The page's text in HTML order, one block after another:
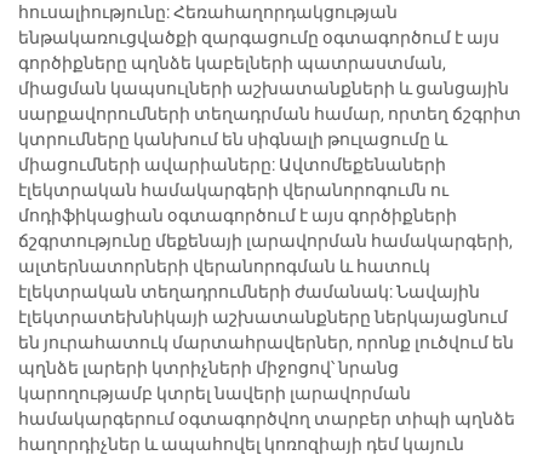
հուսալիությունը: Հեռահաղորդակցության
ենթակառուցվածքի զարգացումը օգտագործում է այս
գործիքները պղնձե կաբելների պատրաստման,
միացման կապսուլների աշխատանքների և ցանցային
սարքավորումների տեղադրման համար, որտեղ ճշգրիտ
կտրումները կանխում են սիգնալի թուլացումը և
միացումների ավարիաները: Ավտոմեքենաների
էլեկտրական համակարգերի վերանորոգումն ու
մոդիֆիկացիան օգտագործում է այս գործիքների
ճշգրտությունը մեքենայի լարավորման համակարգերի,
ալտերնատորների վերանորոգման և հատուկ
էլեկտրական տեղադրումների ժամանակ: Նավային
էլեկտրատեխնիկայի աշխատանքները ներկայացնում
են յուրահատուկ մարտահրավերներ, որոնք լուծվում են
պղնձե լարերի կտրիչների միջոցով՝ նրանց
կարողությամբ կտրել նավերի լարավորման
համակարգերում օգտագործվող տարբեր տիպի պղնձե
հաղորդիչներ և ապահովել կոռոզիայի դեմ կայուն